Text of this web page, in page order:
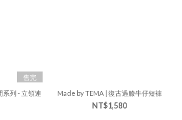
售完
列 - 立領連
Made by TEMA | 復古過膝牛仔短褲
NT$1,580